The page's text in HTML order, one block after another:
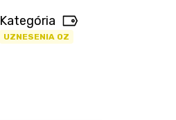
Kategória
UZNESENIA OZ